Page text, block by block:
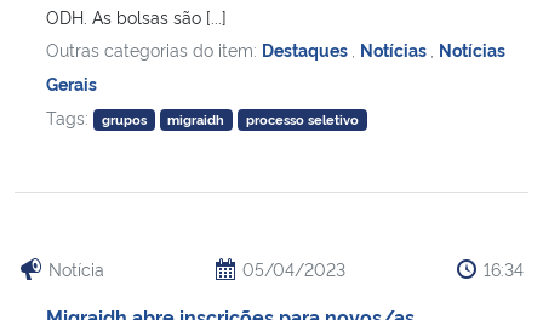
ODH. As bolsas são [...]
Outras categorias do item: Destaques Notícias Notícias
Gerais
Tags:
grupos migraidh processo seletivo
Notícia 05/04/2023 16:34